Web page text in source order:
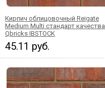
Кирпич облицовочный Reigate
Medium Multi стандарт качества
Qbricks IBSTOCK
45.11 руб.